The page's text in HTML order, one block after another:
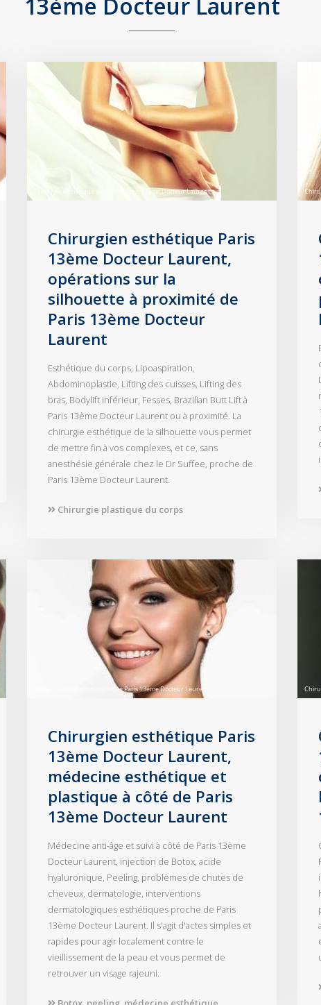
Chirurgien esthétique Paris
13ème Docteur Laurent,
opérations sur la
silhouette à proximité de
Paris 13ème Docteur
Laurent
Esthétique du corps, Lipoaspiration,
Abdominoplastie, Lifting des cuisses, Lifting des
bras, Bodylift inférieur, Fesses, Brazilian Butt Lift à
Paris 13ème Docteur Laurent ou à proximité. La
chirurgie esthétique de la silhouette vous permet
de mettre fin à vos complexes, et ce, sans
anesthésie générale chez le Dr Suffee, proche de
Paris 13ème Docteur Laurent.
Chirurgie plastique du corps
Chirurgien esthétique Paris
13ème Docteur Laurent,
médecine esthétique et
plastique à côté de Paris
13ème Docteur Laurent
Médecine anti-âge et suivi à côté de Paris 13ème
Docteur Laurent, injection de Botox, acide
hyaluronique, Peeling, problèmes de chutes de
cheveux, dermatologie, interventions
dermatologiques esthétiques proche de Paris
13ème Docteur Laurent. Il s'agit d'actes simples et
rapides pour agir localement contre le
vieillissement de la peau et vous permet de
retrouver un visage rajeuni.